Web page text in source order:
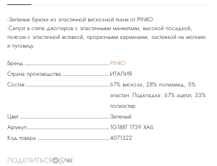
-Зеленые брюки из эластичной вискозной ткани от PINKO.
-Силуэт в стиле джоггеров с эластичными манжетами, высокой посадкой,
поясом с эластичной вставкой, прорезными карманами, застежкой на молнию
Бренд
PINKO
Страна производства
ИТАЛИЯ
Состав
67% вискоза, 28% полиамид, 5%
эластан. Подкладка: 67% ацетат, 33%
полиэстер
Цвет
Зеленый
Артикул
1G188T 1739 XA6
Код товара
4071322
ПОДЕЛИТЬСЯ